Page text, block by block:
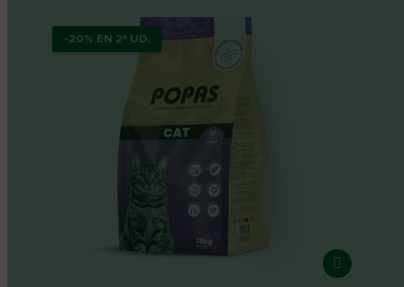
-20% EN 2ª UD.
-20% EN 2ª UD.